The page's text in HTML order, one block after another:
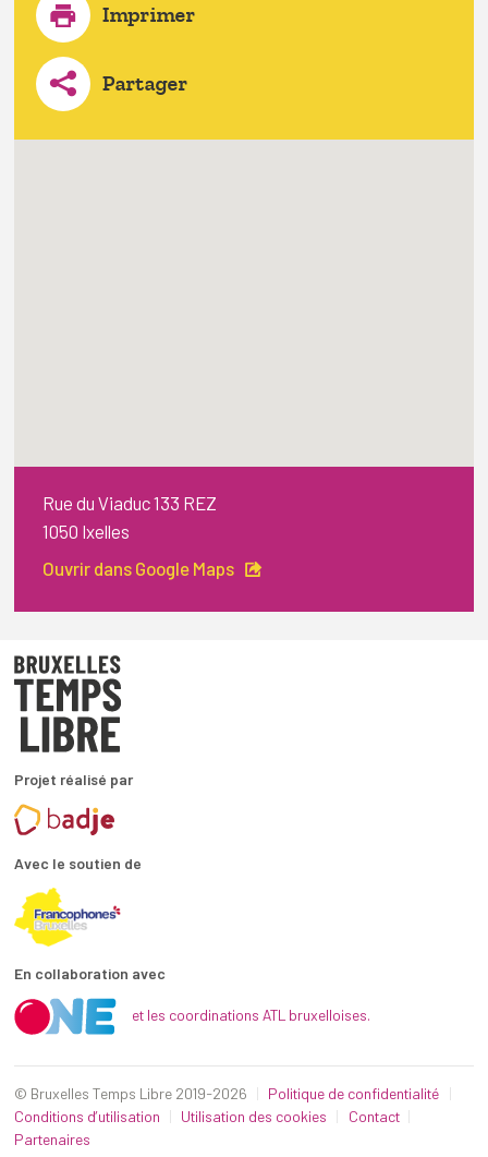
Imprimer
Partager
Rue du Viaduc 133 REZ
1050 Ixelles
Ouvrir dans Google Maps
Projet réalisé par
Avec le soutien de
En collaboration avec
et les coordinations ATL bruxelloises.
© Bruxelles Temps Libre 2019-2026
Politique de confidentialité
Conditions d’utilisation
Utilisation des cookies
Contact
Partenaires